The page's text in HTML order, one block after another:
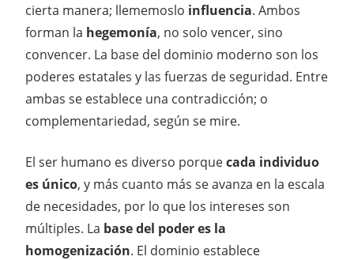
cierta manera; llememoslo influencia. Ambos
forman la hegemonía, no solo vencer, sino
convencer. La base del dominio moderno son los
poderes estatales y las fuerzas de seguridad. Entre
ambas se establece una contradicción; o
complementariedad, según se mire.
El ser humano es diverso porquecada individuo
es único, y más cuanto más se avanza en la escala
de necesidades, por lo que los intereses son
múltiples. La base del poder es la
homogenización. El dominio establece